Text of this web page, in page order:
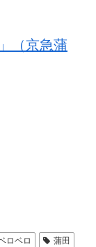
（京急蒲
ロベロ 蒲田